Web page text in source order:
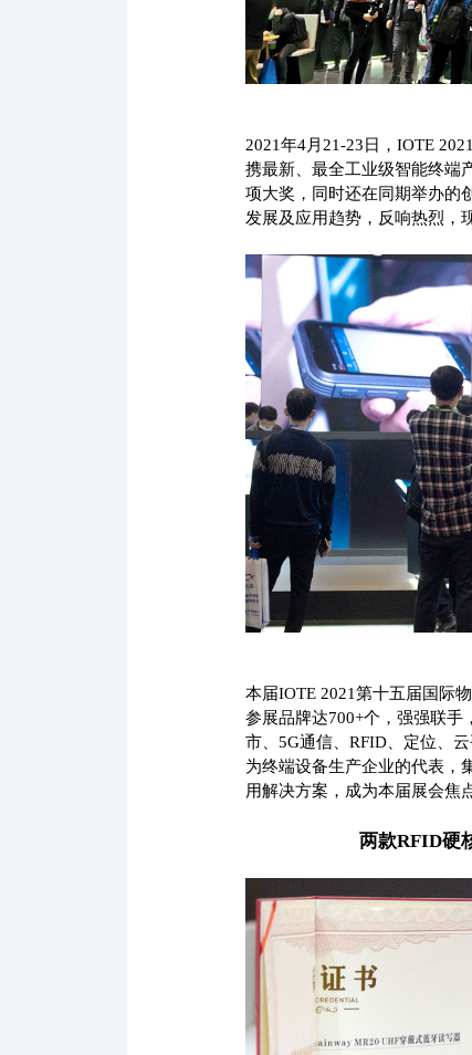
2021年4月21-23日，IOTE
携最新、最全工业级智能终端
项大奖，同时还在同期举办的
发展及应用趋势，反响热烈，
本届IOTE 2021第十五届国际
参展品牌达700+个，强强联
市、5G通信、RFID、定位、
为终端设备生产企业的代表，
用解决方案，成为本届展会焦
两款RFID硬